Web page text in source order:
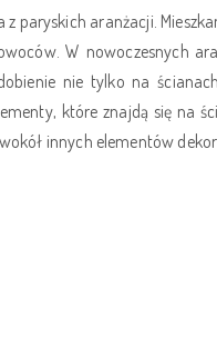
paryskich aranżacji.
W nowoczesnych
nie tylko na
które znajdą się na
innych elementów